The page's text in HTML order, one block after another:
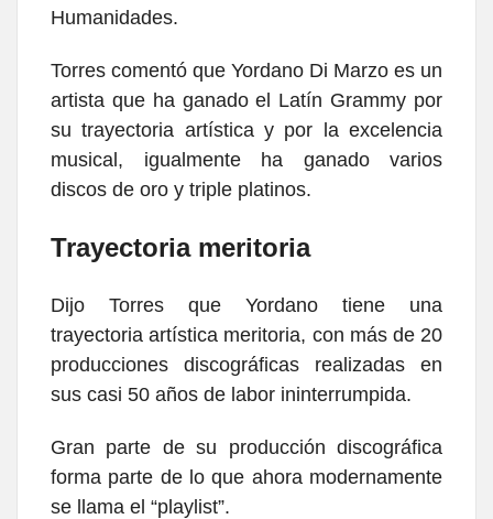
Humanidades.
Torres comentó que Yordano Di Marzo es un
artista que ha ganado el Latín Grammy por
su trayectoria artística y por la excelencia
musical, igualmente ha ganado varios
discos de oro y triple platinos.
Trayectoria meritoria
Dijo Torres que Yordano tiene una
trayectoria artística meritoria, con más de 20
producciones discográficas realizadas en
sus casi 50 años de labor ininterrumpida.
Gran parte de su producción discográfica
forma parte de lo que ahora modernamente
se llama el “playlist”.